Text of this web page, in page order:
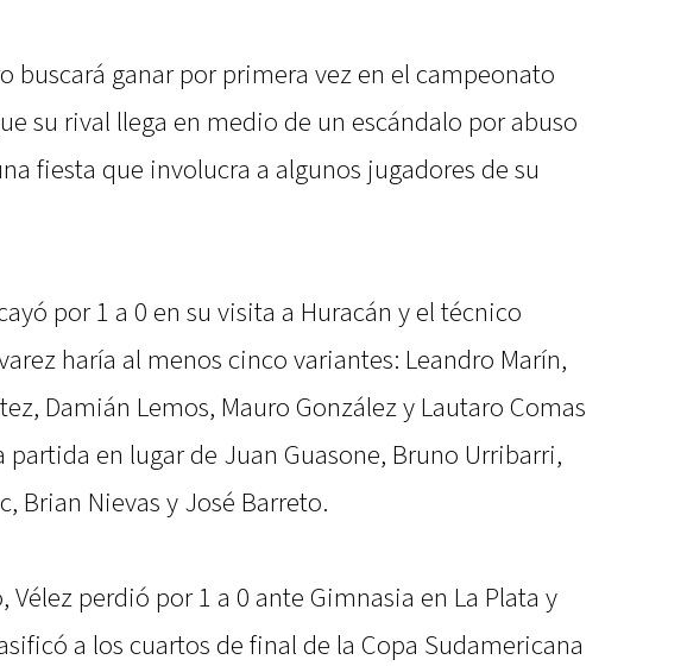
buscará ganar por primera vez en el campeonato
su rival llega en medio de un escándalo por abuso
fiesta que involucra a algunos jugadores de su
por 1 a 0 en su visita a Huracán y el técnico
haría al menos cinco variantes: Leandro Marín,
Damián Lemos, Mauro González y Lautaro Comas
partida en lugar de Juan Guasone, Bruno Urribarri,
Brian Nievas y José Barreto.
Vélez perdió por 1 a 0 ante Gimnasia en La Plata y
a los cuartos de final de la Copa Sudamericana